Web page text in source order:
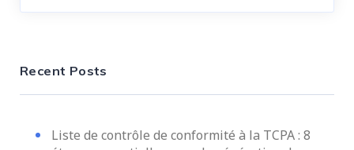
Recent Posts
Liste de contrôle de conformité à la TCPA : 8